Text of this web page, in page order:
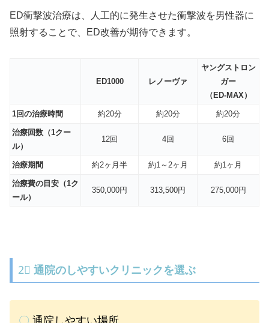
ED衝撃波治療は、人工的に発生させた衝撃波を男性器に
照射することで、ED改善が期待できます。
ED1000 レノーヴァ
ヤングストロン
ガー
（ED-MAX）
1回の治療時間 約20分 約20分 約20分
治療回数（1クー
ル）
12回 4回 6回
治療期間 約2ヶ月半 約1～2ヶ月 約1ヶ月
治療費の目安（1ク
ール）
350,000円 313,500円 275,000円
2⃣ 通院のしやすいクリニックを選ぶ
〇 通院しやすい場所